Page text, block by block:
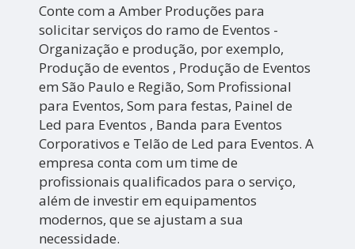
Conte com a Amber Produções para
solicitar serviços do ramo de Eventos -
Organização e produção, por exemplo,
Produção de eventos , Produção de Eventos
em São Paulo e Região, Som Profissional
para Eventos, Som para festas, Painel de
Led para Eventos , Banda para Eventos
Corporativos e Telão de Led para Eventos. A
empresa conta com um time de
profissionais qualificados para o serviço,
além de investir em equipamentos
modernos, que se ajustam a sua
necessidade.